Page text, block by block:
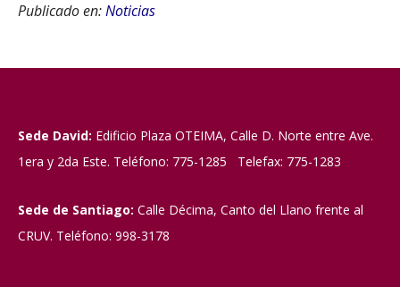
Publicado en:Noticias
Sede David: Edificio Plaza OTEIMA, Calle D. Norte entre Ave.
1era y 2da Este. Teléfono: 775-1285 Telefax: 775-1283
Sede de Santiago: Calle Décima, Canto del Llano frente al
CRUV. Teléfono: 998-3178